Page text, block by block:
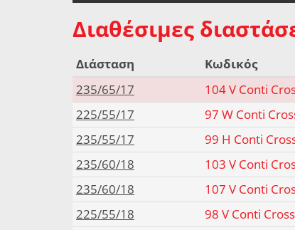
Διαθέσιμες
Διάσταση Κωδικός
235/65/17
104 V Conti
225/55/17
97 W Conti
235/55/17
99 H Conti
235/60/18
103 V Conti
235/60/18
107 V Conti
225/55/18
98 V Conti